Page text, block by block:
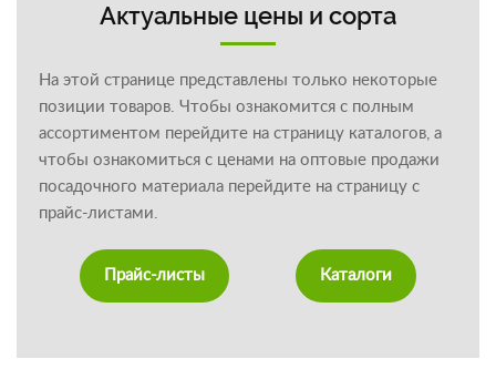
Актуальные цены и сорта
На этой странице представлены только некоторые
позиции товаров. Чтобы ознакомится с полным
ассортиментом перейдите на страницу каталогов, а
чтобы ознакомиться с ценами на оптовые продажи
посадочного материала перейдите на страницу с
прайс-листами.
Прайс-листы Каталоги